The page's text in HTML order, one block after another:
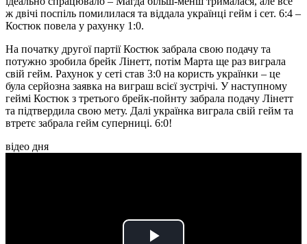
ж двічі поспіль помилилася та віддала українці гейм і сет. 6:4 –
Костюк повела у рахунку 1:0.
На початку другої партії Костюк забрала свою подачу та
потужно зробила брейк Лінетт, потім Марта ще раз виграла
свій гейм. Рахунок у сеті став 3:0 на користь українки – це
була серйозна заявка на виграш всієї зустрічі. У наступному
геймі Костюк з третього брейк-пойнту забрала подачу Лінетт
та підтвердила свою мету. Далі українка виграла свій гейм та
втретє забрала гейм суперниці. 6:0!
відео дня